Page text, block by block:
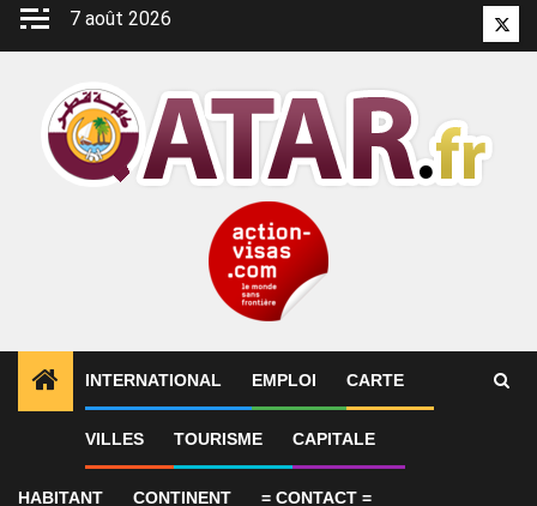
Aller
7 août 2026
INTERNATIONAL EMPLOI CARTE
VILLES TOURISME CAPITALE
HABITANT CONTINENT = CONTACT =
International
Coupe du monde 2026 :